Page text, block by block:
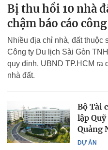
Bị thu hồi 10 nhà
chậm báo cáo
Nhiều địa chỉ nhà, đất
Công ty Du lịch Sài Gòn
quy định, UBND TP.HCM ra
nhà đất.
DỰ ÁN
Bộ Tài
lập
Quảng